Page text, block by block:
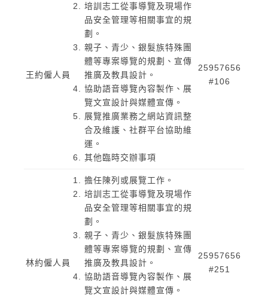
王約僱人員
培訓志工從事導覽及現場作
品安全管理等相關事宜的規
劃。
親子、青少、銀髮族特殊團
體等專案導覽的規劃、宣傳
推廣及教具設計。
協助語音導覽內容製作、展
覽文宣設計與媒體宣傳。
展覽推廣業務之網站資訊整
合及維護、社群平台協助維
運。
其他臨時交辦事項
25957656
#106
林約僱人員
擔任陳列或展覽工作。
培訓志工從事導覽及現場作
品安全管理等相關事宜的規
劃。
親子、青少、銀髮族特殊團
體等專案導覽的規劃、宣傳
推廣及教具設計。
協助語音導覽內容製作、展
覽文宣設計與媒體宣傳。
25957656
#251